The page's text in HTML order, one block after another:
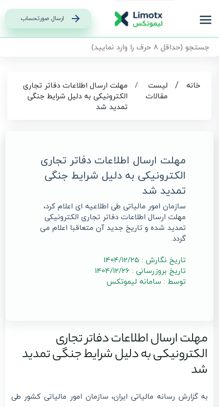
ارسال صورتحساب
خانه /
لیست
مقالات
/
مهلت ارسال اطلاعات دفاتر تجاری
الکترونیکی به دلیل شرایط جنگی
تمدید شد
مهلت ارسال اطلاعات دفاتر تجاری
الکترونیکی به دلیل شرایط جنگی
تمدید شد
سازمان امور مالیاتی طی اطلاعیه ای اعلام کرد،
مهلت ارسال اطلاعات دفاتر تجاری الکترونیکی
تمدید شده و تاریخ جدید آن متعاقبا اعلام می
گردد.
تاریخ نگارش : 1404/12/25
تاریخ بروزرسانی : 1404/12/26
توسط : سامانه لیموتکس
مهلت ارسال اطلاعات دفاتر تجاری
الکترونیکی به دلیل شرایط جنگی تمدید
شد
به گزارش رسانه مالیاتی ایران، سازمان امور مالیاتی کشور طی